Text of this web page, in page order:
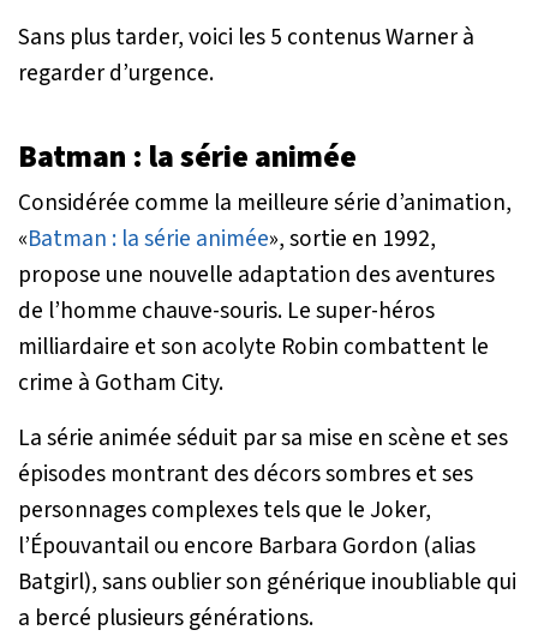
Sans plus tarder, voici les 5 contenus Warner à
regarder d’urgence.
Batman : la série animée
Considérée comme la meilleure série d’animation,
«Batman : la série animée», sortie en 1992,
propose une nouvelle adaptation des aventures
de l’homme chauve-souris. Le super-héros
milliardaire et son acolyte Robin combattent le
crime à Gotham City.
La série animée séduit par sa mise en scène et ses
épisodes montrant des décors sombres et ses
personnages complexes tels que le Joker,
l’Épouvantail ou encore Barbara Gordon (alias
Batgirl), sans oublier son générique inoubliable qui
a bercé plusieurs générations.